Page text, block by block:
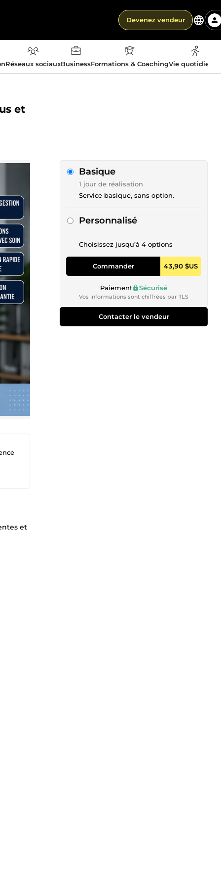
Devenez vendeur
Réseaux sociauxBusinessFormations & CoachingVie
et
et
Basique
1 jour de réalisation
Service basique, sans option.
Personnalisé
Choisissez jusqu’à 4 options
Commander 43,90 $US
Paiement Sécurisé
Vos informations sont chiffrées par TLS
Contacter le vendeur